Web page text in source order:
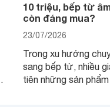
10 triệu, bếp từ
còn đáng mua?
23/07/2026
Trong xu hướng
sang bếp từ, nhiều
tiên những sản